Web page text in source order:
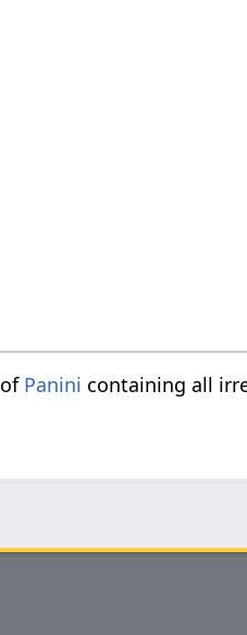
of Panini containing all